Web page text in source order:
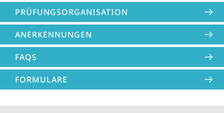
PRÜFUNGS­ORGANISATION
ANERKENNUNGEN
FAQS
FORMULARE